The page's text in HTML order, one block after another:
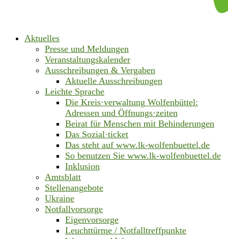
Aktuelles
Presse und Meldungen
Veranstaltungskalender
Ausschreibungen & Vergaben
Aktuelle Ausschreibungen
Leichte Sprache
Die Kreis·verwaltung Wolfenbüttel:
Adressen und Öffnungs·zeiten
Beirat für Menschen mit Behinderungen
Das Sozial·ticket
Das steht auf www.lk-wolfenbuettel.de
So benutzen Sie www.lk-wolfenbuettel.de
Inklusion
Amtsblatt
Stellenangebote
Ukraine
Notfallvorsorge
Eigenvorsorge
Leuchttürme / Notfalltreffpunkte